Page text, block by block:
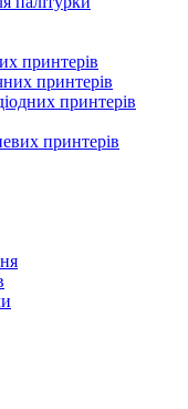
принтерів
принтерів
принтерів
принтерів